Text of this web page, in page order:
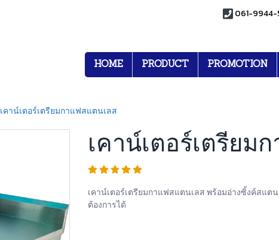
061-
HOME PRODUCT PROMOTION
เคาน์เตอร์เตรียมกาแฟสแตนเลส
เคาน์เตอร์เตรียม
เคาน์เตอร์เตรียมกาแฟสแตนเลส พร้อมอ่างซิ้งค์สแ
ต้องการได้